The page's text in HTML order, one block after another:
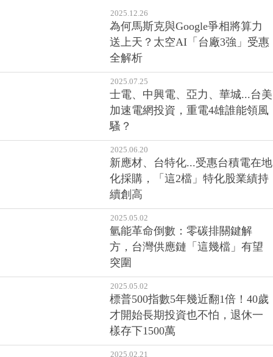
2025.12.26
為何馬斯克與Google爭相將算力
送上天？太空AI「台廠3強」受惠
全解析
2025.07.25
士電、中興電、亞力、華城...台美
加速電網投資，重電4雄誰能領風
騷？
2025.06.20
新應材、台特化...受惠台積電在地
化採購，「這2檔」特化股業績持
續創高
2025.05.02
氫能革命倒數：零碳排關鍵解
方，台灣供應鏈「這幾檔」有望
突圍
2025.05.02
標普500指數5年幾近翻1倍！40歲
才開始長期投資也不怕，退休一
樣存下1500萬
2025.02.21